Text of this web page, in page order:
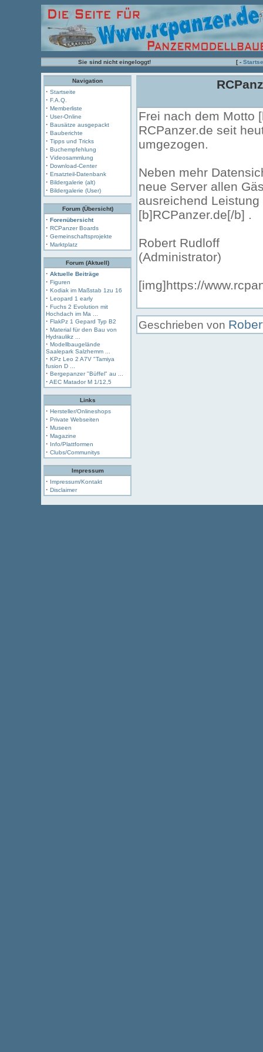
Sie sind nicht eingeloggt! [ -
Navigation
· Startseite
· F.A.Q.
· Memberliste
· User-Online
· Bausätze ausgepackt
· Bauberichte
· Tipps und Tricks
· Buchempfehlung
· Videosammlung
· Download-Center
· Ersatzteil-Datenbank
· Bildergalerie (alt)
· Bildergalerie (User)
Forum (Übersicht)
· Forenübersicht
· RCPanzer Boards
· Gemeinschaftsprojekte
· Marktplatz
Forum (Aktuell)
· Aktuelle Beiträge
· Figuren
· Kodiak im Maßstab 1zu 16
· Leopard 1 early
· Fuchs 2 Evolution mit
Hochdach im Ma ...
· FlakPz 1 Gepard Typ B2
· Material für den Bau von
Hydraulikz ...
· Modellbaugelände
Saalepark Salzhemm ...
· KPz Leo 2 A7V "Tamiya
fusion D ...
· Bergepanzer "Büffel" au ...
· AEC Matador M 1/12,5
Links
· Hersteller/Onlineshops
· Private Webseiten
· Museen
· Magazine
· Info/Plattformen
· Clubs/Communitys
Impressum
· Impressum/Kontakt
· Disclaimer
Frei nach dem Motto
RCPanzer.de seit
umgezogen.
Neben mehr
neue Server allen
ausreichend
[b]RCPanzer.de[/b] .
Robert Rudloff
(Administrator)
[img]https://
Geschrieben von